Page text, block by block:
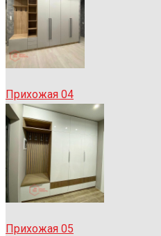
Прихожая 04
Прихожая 05